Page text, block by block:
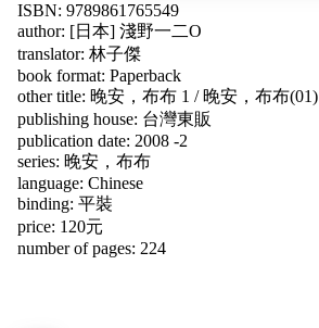
ISBN: 9789861765549
author: [日本] 淺野一二O
translator: 林子傑
book format: Paperback
other title: 晚安，布布 1 / 晚安，布布(01)
publishing house: 台灣東販
publication date: 2008 -2
series: 晚安，布布
language: Chinese
binding: 平裝
price: 120元
number of pages: 224